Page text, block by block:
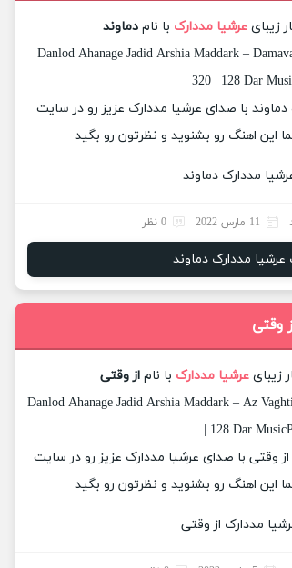
زیبایعرشیا مددارک با نامدماوند
Danlod Ahanage Jadid Arshia Maddark –
320 | 128 Dar
دماوند با صدای عرشیا مددارک عزیز رو در سایت
این اهنگ رو بشنوید و نظرتون رو بگید
11 مارس 2022 0 نظر
عرشیا مددارک دماوند
وقتی
زیبای عرشیا مددارک با نام از وقتی
Danlod Ahanage Jadid Arshia Maddark – Az
| 128 Dar
از وقتی با صدای عرشیا مددارک عزیز رو در سایت
این اهنگ رو بشنوید و نظرتون رو بگید